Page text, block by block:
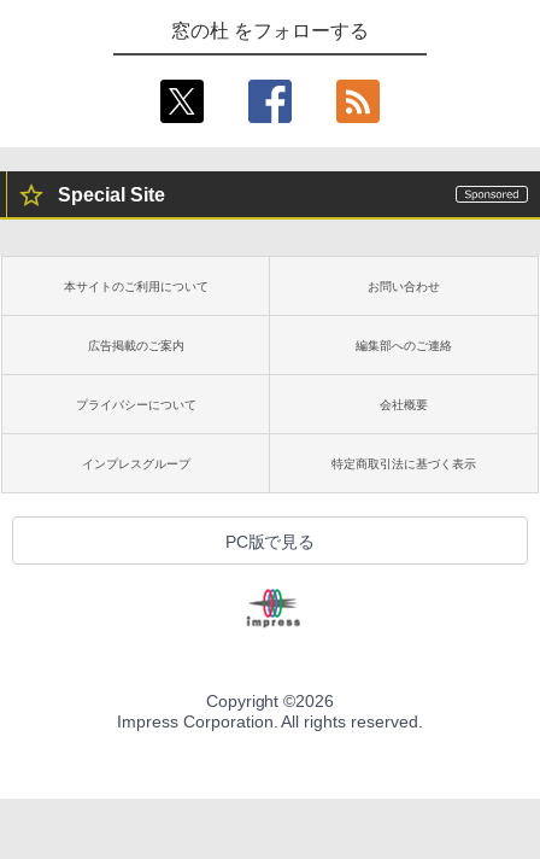
窓の杜 をフォローする
Special Site
本サイトのご利用について お問い合わせ
広告掲載のご案内 編集部へのご連絡
プライバシーについて 会社概要
インプレスグループ 特定商取引法に基づく表示
PC版で見る
Copyright ©2026
Impress Corporation. All rights reserved.